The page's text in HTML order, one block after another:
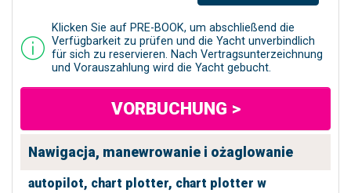
Klicken Sie auf PRE-BOOK, um abschließend die
Verfügbarkeit zu prüfen und die Yacht unverbindlich
für sich zu reservieren. Nach Vertragsunterzeichnung
und Vorauszahlung wird die Yacht gebucht.
VORBUCHUNG >
Nawigacja, manewrowanie i ożaglowanie
autopilot, chart plotter, chart plotter w